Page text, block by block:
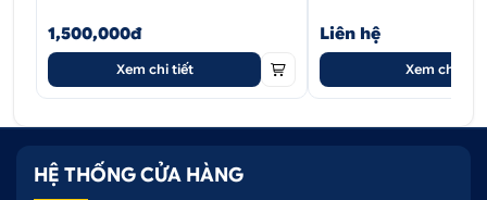
1,500,000đ
Xem chi tiết
Liên hệ
Xem chi tiết
HỆ THỐNG CỬA HÀNG